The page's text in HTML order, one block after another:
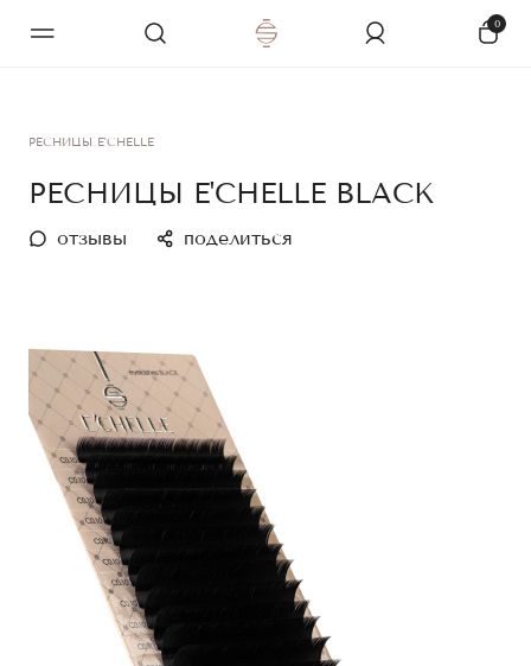
0
РЕСНИЦЫ E'CHELLE
РЕСНИЦЫ E'CHELLE BLACK
отзывы поделиться